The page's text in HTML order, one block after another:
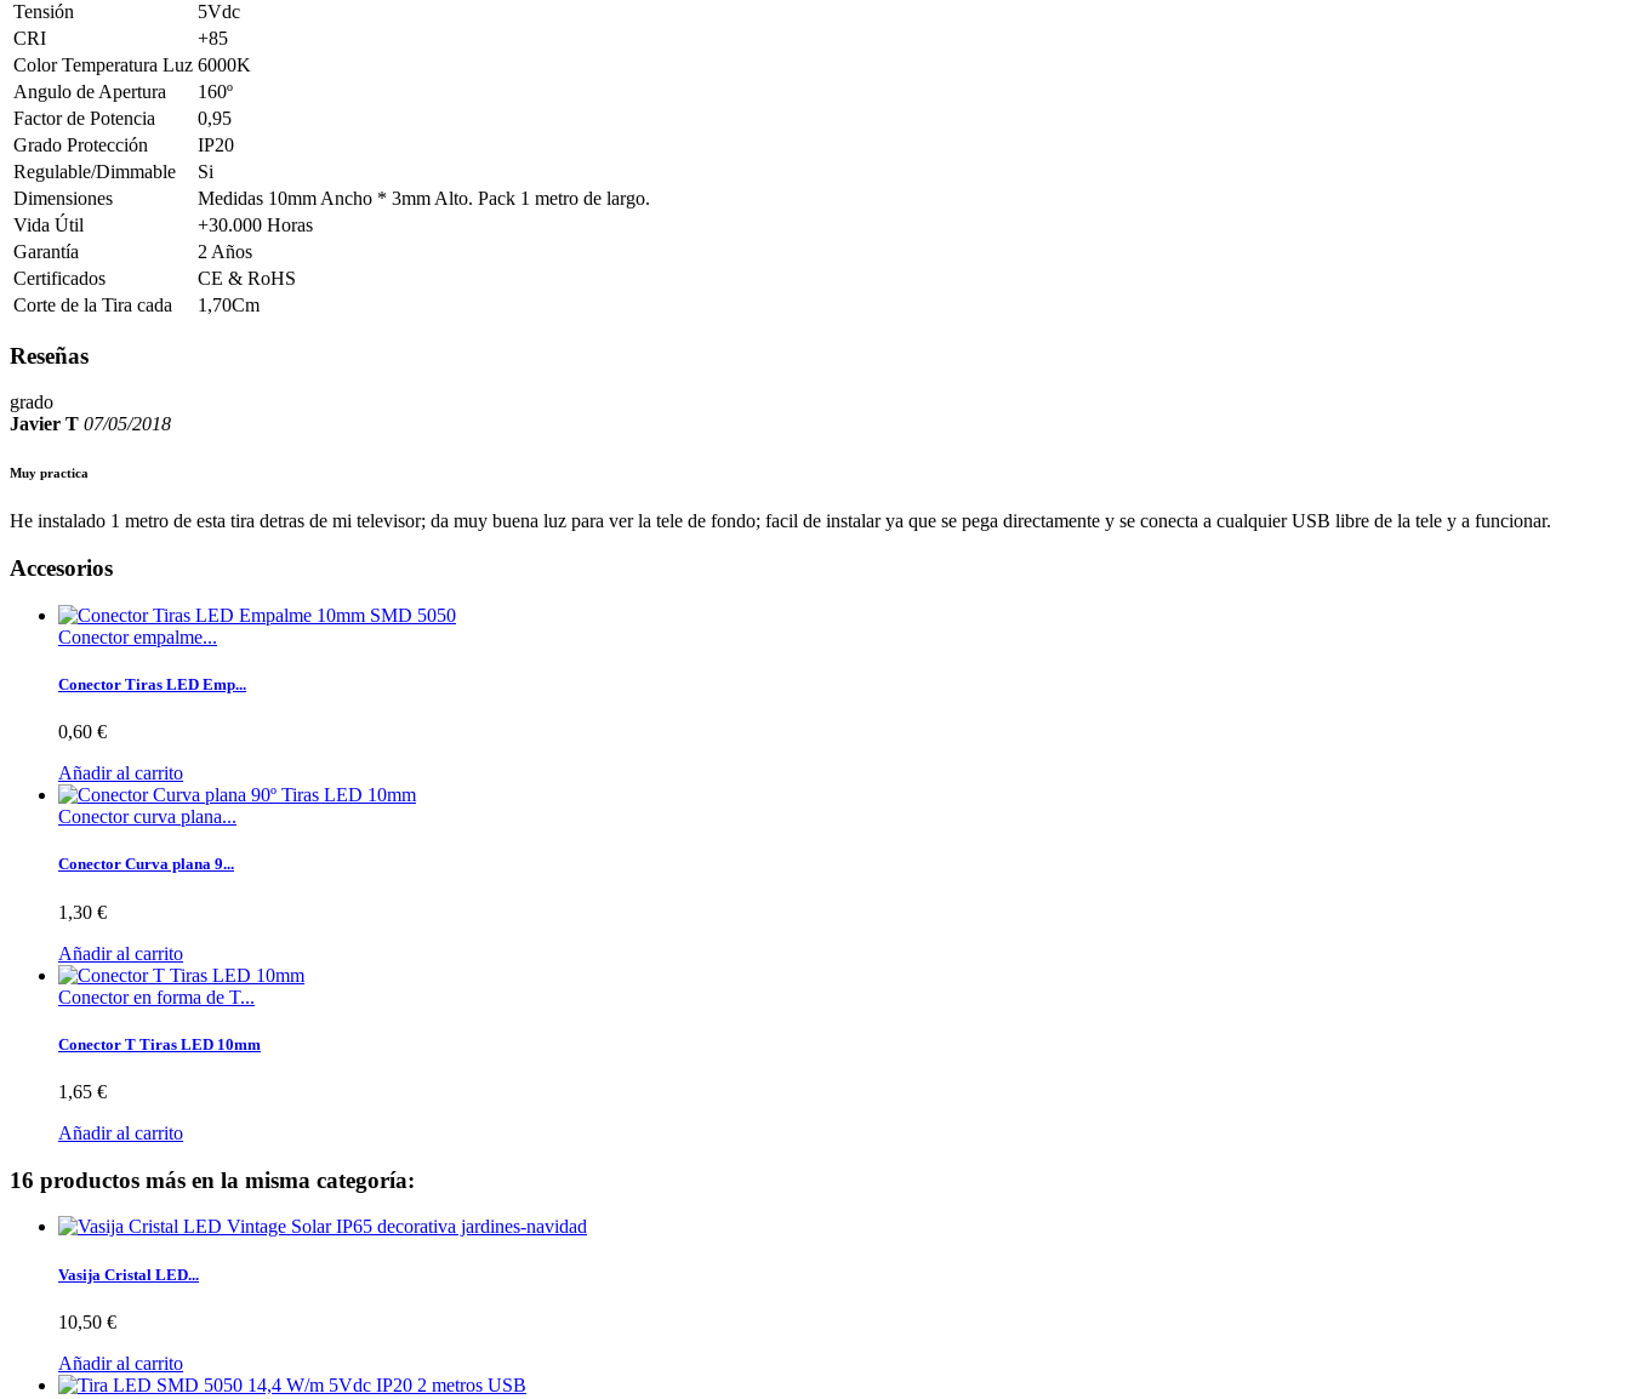
Tensión
5Vdc
CRI
+85
Color Temperatura Luz 6000K
Angulo de Apertura
160º
Factor de Potencia
0,95
Grado Protección
IP20
Regulable/Dimmable
Si
Dimensiones
Medidas 10mm Ancho * 3mm Alto. Pack 1 metro de largo.
Vida Útil
+30.000 Horas
Garantía
2 Años
Certificados
CE & RoHS
Corte de la Tira cada
1,70Cm
Reseñas
grado
Javier T 07/05/2018
Muy practica
He instalado 1 metro de esta tira detras de mi televisor; da muy buena luz para ver la tele de fondo; facil de instalar ya que se pega directamente y se conecta a cualquier USB libre de la tele y a funcionar.
Accesorios
Conector empalme...
Conector Tiras LED Emp...
0,60 €
Añadir al carrito
Conector curva plana...
Conector Curva plana 9...
1,30 €
Añadir al carrito
Conector en forma de T...
Conector T Tiras LED 10mm
1,65 €
Añadir al carrito
16 productos más en la misma categoría:
Vasija Cristal LED...
10,50 €
Añadir al carrito